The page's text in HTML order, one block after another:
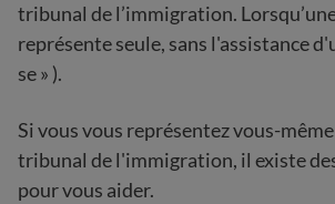
tribunal de l’immigration.
représente seule, sans l'assistance
se » ).
Si vous vous représentez vous-
tribunal de l'immigration, il existe
pour vous aider.